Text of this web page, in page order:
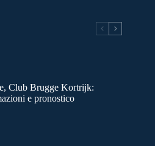
Club Brugge Kortrijk:
e pronostico